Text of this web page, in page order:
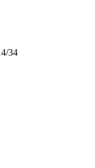
34